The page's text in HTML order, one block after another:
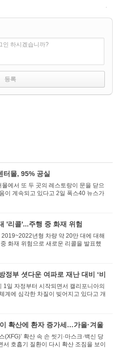
인 하시겠습니까?
터몰, 95% 공실
에서 또 두 곳의 레스토랑이 문을 닫으
이 계속되고 있다고 2일 폭스40 뉴스가
마샬라 할랄 파키스탄 ...
'리콜'...주행 중 화재 위험
2019~2022년형 차량 약 20만 대에 대해
화재 위험으로 새로운 리콜을 발표했
콜 대상 여부가 확인되거...
정부 셧다운 여파로 재난 대비 ‘비
1일 자정부터 시작되면서 캘리포니아의
계에 심각한 차질이 빚어지고 있다고 개
명을 통해 밝혔다. 이...
확산에 환자 증가세…가을·겨울
(XFG)’ 확산 속 손 씻기·마스크·백신 당
서 호흡기 질환이 다시 확산 조짐을 보이